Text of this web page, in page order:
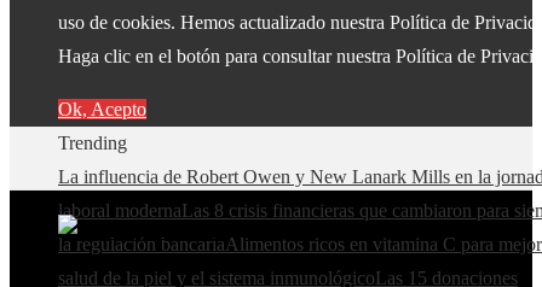
uso de cookies. Hemos actualizado nuestra Política de
Haga clic en el botón para consultar nuestra Política de
Ok, Acepto
Trending
La influencia de Robert Owen y New Lanark Mills en la
laboral modernaLas 8 crisis financieras que cambiaron para
la regulación bancariaAlimentos ricos en vitamina C para
salud de la piel y el sistema inmunológicoLas 15 donaciones